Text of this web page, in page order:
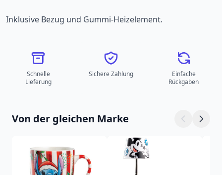
Inklusive Bezug und Gummi-Heizelement.
Schnelle
Lieferung
Sichere Zahlung
Einfache
Rückgaben
Von der gleichen Marke